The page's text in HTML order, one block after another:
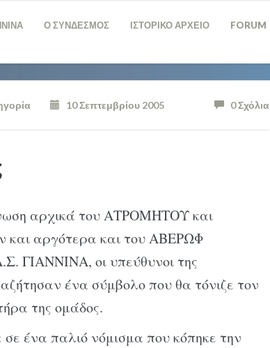
Ο ΣΥΝΔΕΣΜΟΣ ΙΣΤΟΡΙΚΟ ΑΡΧΕΙΟ FORUM
10 Σεπτεμβρίου 2005 0 Σχόλια
αρχικά του ΑΤΡΟΜΗΤΟΥ και
αργότερα και του ΑΒΕΡΩΦ
ΓΙΑΝΝΙΝΑ, οι υπεύθυνοι της
ένα σύμβολο που θα τόνιζε τον
της ομάδος.
ένα παλιό νόμισμα που κόπηκε την